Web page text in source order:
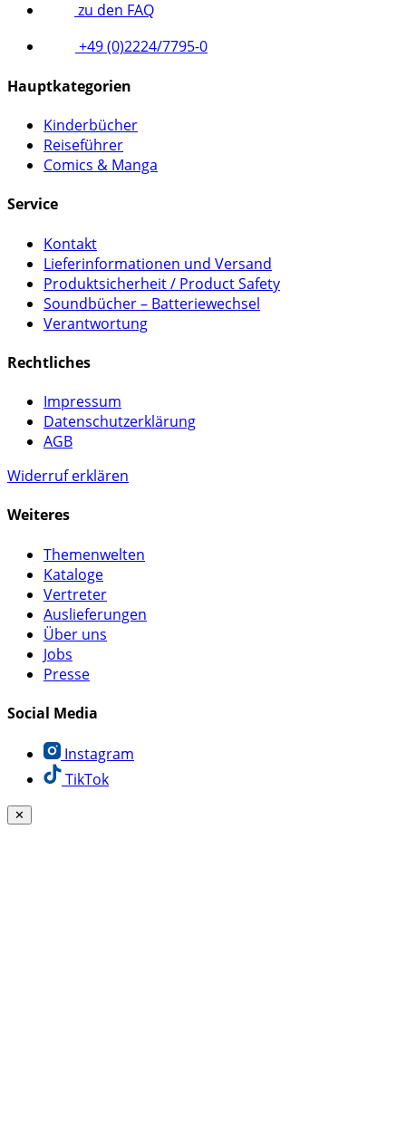
zu den FAQ
+49 (0)2224/7795-0
Hauptkategorien
Kinderbücher
Reiseführer
Comics & Manga
Service
Kontakt
Lieferinformationen und Versand
Produktsicherheit / Product Safety
Soundbücher – Batteriewechsel
Verantwortung
Rechtliches
Impressum
Datenschutzerklärung
AGB
Widerruf erklären
Weiteres
Themenwelten
Kataloge
Vertreter
Auslieferungen
Über uns
Jobs
Presse
Social Media
Instagram
TikTok
✕